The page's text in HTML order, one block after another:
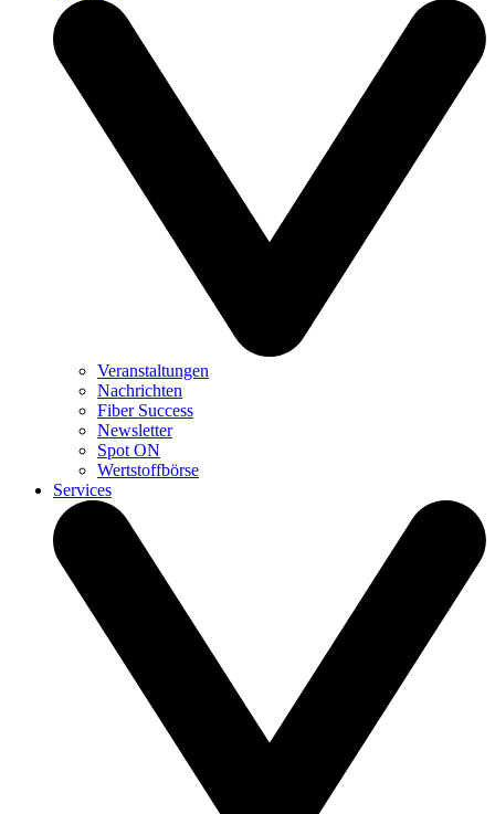
Veranstaltungen
Nachrichten
Fiber Success
Newsletter
Spot ON
Wertstoffbörse
Services